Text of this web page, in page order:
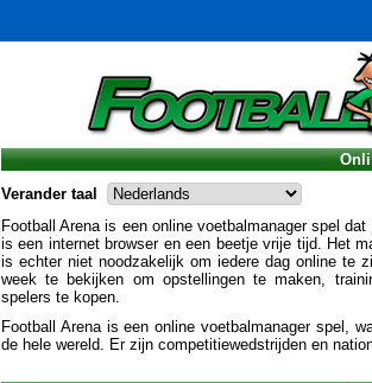
Verander taal
Football Arena is een online voetbalmanager spel
is een internet browser en een beetje vrije tijd. Het
is echter niet noodzakelijk om iedere dag online te
week te bekijken om opstellingen te maken,
spelers te kopen.
Football Arena is een online voetbalmanager spel,
de hele wereld. Er zijn competitiewedstrijden en